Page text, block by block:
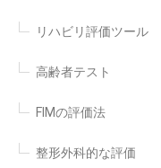
リハビリ評価ツール
高齢者テスト
FIMの評価法
整形外科的な評価